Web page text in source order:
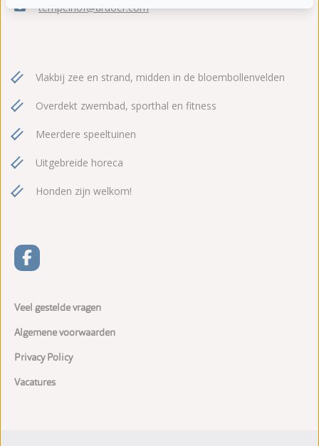
tempelhof@ardoer.com
Vlakbij zee en strand, midden in de bloembollenvelden
Overdekt zwembad, sporthal en fitness
Meerdere speeltuinen
Uitgebreide horeca
Honden zijn welkom!
Veel gestelde vragen
Algemene voorwaarden
Privacy Policy
Vacatures